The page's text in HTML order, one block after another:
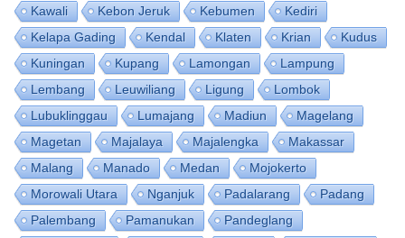
Kawali
Kebon Jeruk Kebumen
Kediri
Kelapa Gading
Kendal Klaten Krian
Kudus
Kuningan
Kupang Lamongan
Lampung
Lembang
Leuwiliang Ligung
Lombok
Lubuklinggau
Lumajang Madiun
Magelang
Magetan
Majalaya Majalengka
Makassar
Malang
Manado Medan
Mojokerto
Morowali Utara
Nganjuk Padalarang
Padang
Palembang
Pamanukan
Pandeglang